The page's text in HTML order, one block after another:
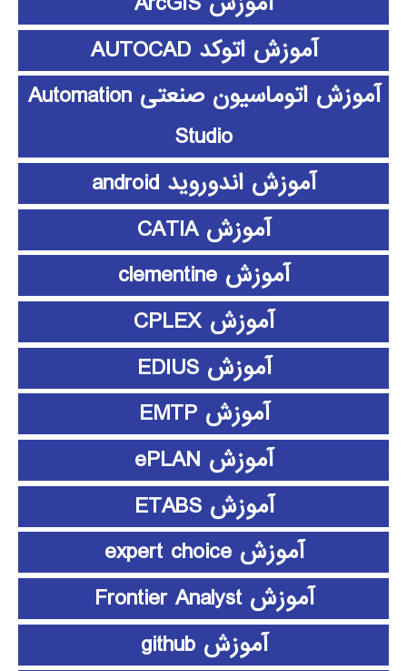
آموزش اتوکد AUTOCAD
آموزش اتوماسیون صنعتی Automation
Studio
آموزش اندوروید android
آموزش CATIA
آموزش clementine
آموزش CPLEX
آموزش EDIUS
آموزش EMTP
آموزش ePLAN
آموزش ETABS
آموزش expert choice
آموزش Frontier Analyst
آموزش github